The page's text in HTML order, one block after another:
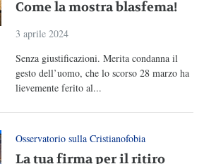
Come la mostra blasfema!
3 aprile 2024
Senza giustificazioni. Merita condanna il
gesto dell’uomo, che lo scorso 28 marzo ha
lievemente ferito al...
Osservatorio sulla Cristianofobia
La tua firma per il ritiro